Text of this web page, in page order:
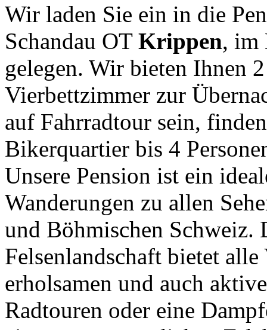
Wir laden Sie ein in die
Schandau OT Krippen, im
gelegen. Wir bieten Ihnen
Vierbettzimmer zur
auf Fahrradtour sein,
Bikerquartier bis 4
Unsere Pension ist ein
Wanderungen zu allen
und Böhmischen
Felsenlandschaft bietet
erholsamen und auch
Radtouren oder eine